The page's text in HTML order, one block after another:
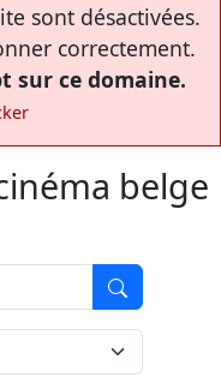
sont désactivées.
correctement.
sur ce domaine.
belge